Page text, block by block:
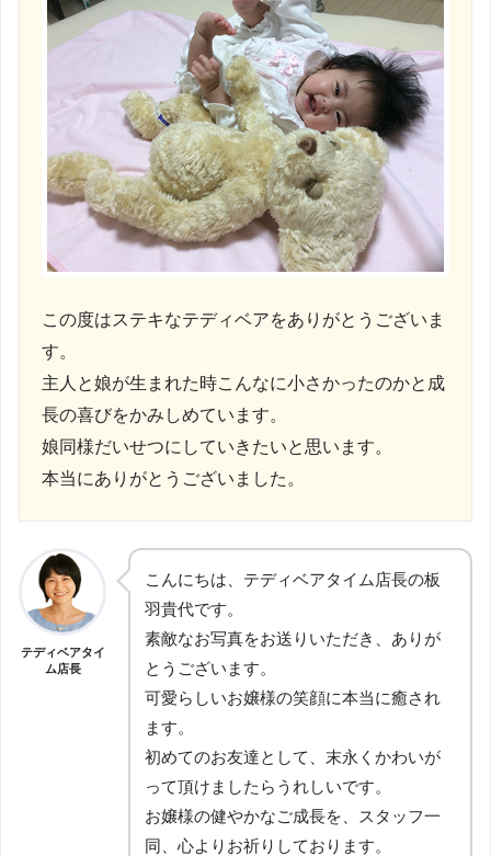
この度はステキなテディベアをありがとうございま
す。
主人と娘が生まれた時こんなに小さかったのかと成
長の喜びをかみしめています。
娘同様だいせつにしていきたいと思います。
本当にありがとうございました。
テディベアタイ
ム店長
こんにちは、テディベアタイム店長の板
羽貴代です。
素敵なお写真をお送りいただき、ありが
とうございます。
可愛らしいお嬢様の笑顔に本当に癒され
ます。
初めてのお友達として、末永くかわいが
って頂けましたらうれしいです。
お嬢様の健やかなご成長を、スタッフ一
同、心よりお祈りしております。